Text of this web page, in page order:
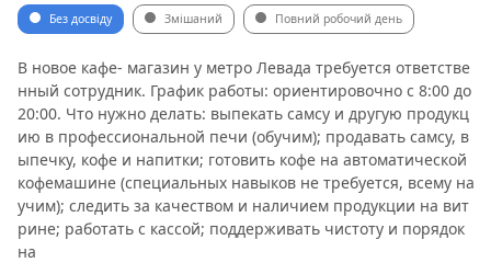
Без досвіду Змішаний Повний робочий день
В новое кафе- магазин у метро Левада требуется ответстве
нный сотрудник. График работы: ориентировочно с 8:00 до
20:00. Что нужно делать: выпекать самсу и другую продукц
ию в профессиональной печи (обучим); продавать самсу, в
ыпечку, кофе и напитки; готовить кофе на автоматической
кофемашине (специальных навыков не требуется, всему на
учим); следить за качеством и наличием продукции на вит
рине; работать с кассой; поддерживать чистоту и порядок
на